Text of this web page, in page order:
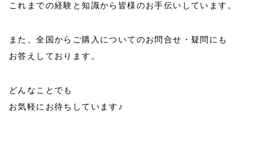
これまでの経験と知識から皆様のお手伝いしています。
また、全国からご購入についてのお問合せ・疑問にも
お答えしております。
どんなことでも
お気軽にお待ちしています♪